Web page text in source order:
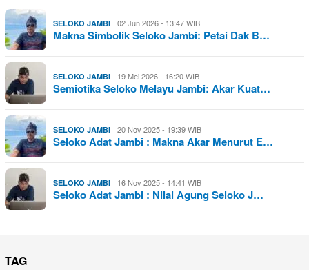
SELOKO JAMBI 02 Jun 2026 - 13:47 WIB
Makna Simbolik Seloko Jambi: Petai Dak B…
SELOKO JAMBI 19 Mei 2026 - 16:20 WIB
Semiotika Seloko Melayu Jambi: Akar Kuat…
SELOKO JAMBI 20 Nov 2025 - 19:39 WIB
Seloko Adat Jambi : Makna Akar Menurut E…
SELOKO JAMBI 16 Nov 2025 - 14:41 WIB
Seloko Adat Jambi : Nilai Agung Seloko J…
TAG